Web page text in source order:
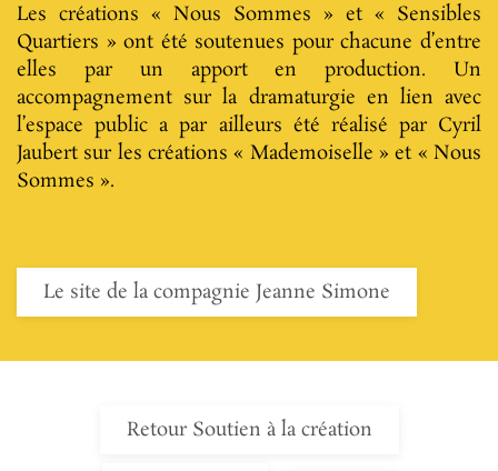
Les créations « Nous Sommes » et « Sensibles
Quartiers » ont été soutenues pour chacune d’entre
elles par un apport en production. Un
accompagnement sur la dramaturgie en lien avec
l’espace public a par ailleurs été réalisé par Cyril
Jaubert sur les créations « Mademoiselle » et « Nous
Sommes ».
Le site de la compagnie Jeanne Simone
Retour Soutien à la création